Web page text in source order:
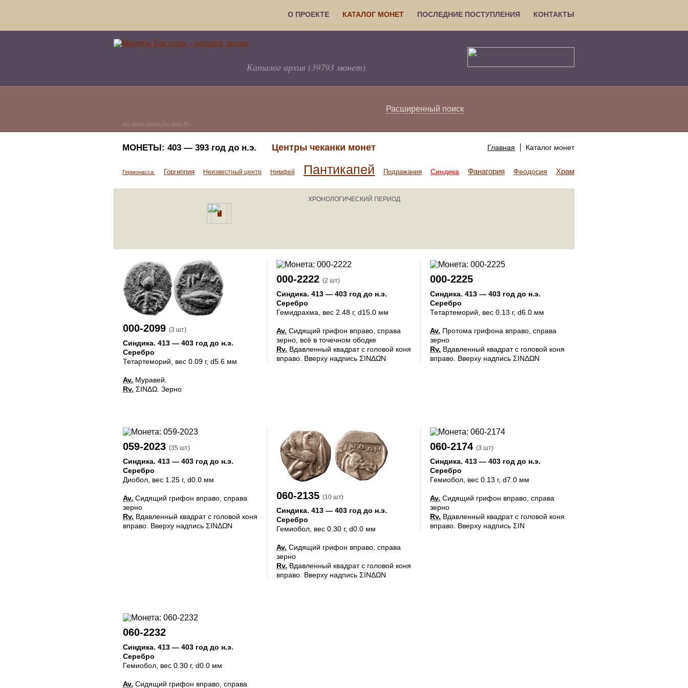
О ПРОЕКТЕ КАТАЛОГ МОНЕТ ПОСЛЕДНИЕ ПОСТУПЛЕНИЯ КОНТАКТЫ
Каталог архив (39793 монет)
по описанию Av или Rv
Расширенный поиск
Главная Каталог монет
МОНЕТЫ: 403 — 393 год до н.э. Центры чеканки монет
Гермонасса Горгиппия Неизвестный центр Нимфей Пантикапей Подражания Синдика Фанагория Феодосия Храм Аполлона
ХРОНОЛОГИЧЕСКИЙ ПЕРИОД
000-2099 (3 шт)
Синдика. 413 — 403 год до н.э.
Серебро
Тетартеморий , вес 0.09 г, d5.6 мм
Av. Муравей.
Rv. ΣINΔΩ. Зерно
000-2222 (2 шт)
Синдика. 413 — 403 год до н.э.
Серебро
Гемидрахма , вес 2.48 г, d15.0 мм
Av. Сидящий грифон вправо, справа
зерно, всё в точечном ободке
Rv. Вдавленный квадрат с головой коня
вправо. Вверху надпись ΣINΔΩN
000-2225
Синдика. 413 — 403 год до н.э.
Серебро
Тетартеморий , вес 0.13 г, d6.0 мм
Av. Протома грифона вправо, справа
зерно
Rv. Вдавленный квадрат с головой коня
вправо. Вверху надпись ΣINΔΩN
059-2023 (35 шт)
Синдика. 413 — 403 год до н.э.
Серебро
Диобол , вес 1.25 г, d0.0 мм
Av. Сидящий грифон вправо, справа
зерно
Rv. Вдавленный квадрат с головой коня
вправо. Вверху надпись ΣINΔΩN
060-2135 (10 шт)
Синдика. 413 — 403 год до н.э.
Серебро
Гемиобол , вес 0.30 г, d0.0 мм
Av. Сидящий грифон вправо, справа
зерно
Rv. Вдавленный квадрат с головой коня
вправо. Вверху надпись ΣINΔΩN
060-2174 (3 шт)
Синдика. 413 — 403 год до н.э.
Серебро
Гемиобол , вес 0.13 г, d7.0 мм
Av. Сидящий грифон вправо, справа
зерно
Rv. Вдавленный квадрат с головой коня
вправо. Вверху надпись ΣIN
060-2232
Синдика. 413 — 403 год до н.э.
Серебро
Гемиобол , вес 0.30 г, d0.0 мм
Av. Сидящий грифон вправо, справа